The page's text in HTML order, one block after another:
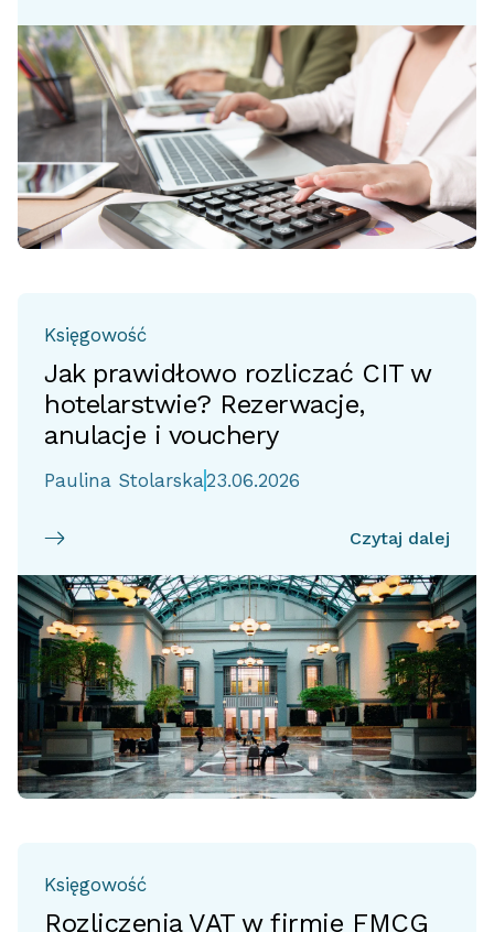
Księgowość
Jak prawidłowo rozliczać CIT w
hotelarstwie? Rezerwacje,
anulacje i vouchery
Paulina Stolarska23.06.2026
Czytaj dalej
Księgowość
Rozliczenia VAT w firmie FMCG